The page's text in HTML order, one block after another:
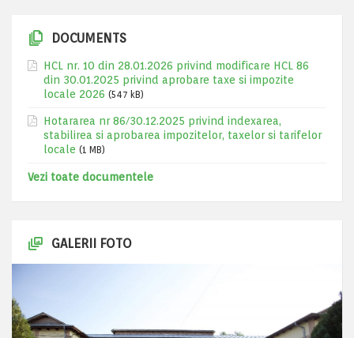
DOCUMENTS
HCL nr. 10 din 28.01.2026 privind modificare HCL 86
din 30.01.2025 privind aprobare taxe si impozite
locale 2026 (547 kB)
Hotararea nr 86/30.12.2025 privind indexarea,
stabilirea si aprobarea impozitelor, taxelor si tarifelor
locale (1 MB)
Vezi toate documentele
GALERII FOTO